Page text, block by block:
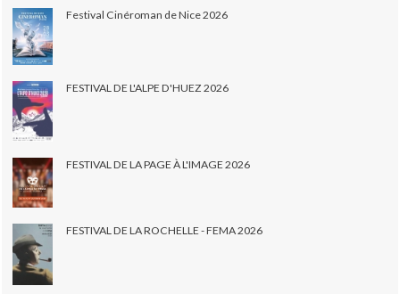
Festival Cinéroman de Nice 2026
FESTIVAL DE L'ALPE D'HUEZ 2026
FESTIVAL DE LA PAGE À L'IMAGE 2026
FESTIVAL DE LA ROCHELLE - FEMA 2026